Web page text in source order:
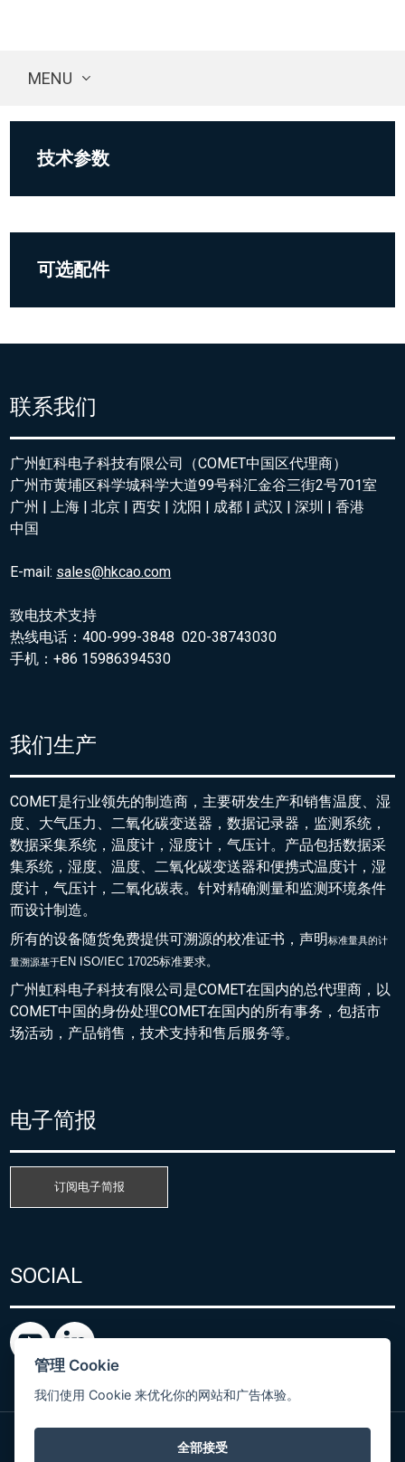
MENU
技术参数
可选配件
联系我们
广州虹科电子科技有限公司（COMET中国区代理商）
广州市黄埔区科学城科学大道99号科汇金谷三街2号701室
广州 | 上海 | 北京 | 西安 | 沈阳 | 成都 | 武汉 | 深圳 | 香港
中国
E-mail: sales@hkcao.com
致电技术支持
热线电话：400-999-3848 020-38743030
手机：+86 15986394530
我们生产
COMET是行业领先的制造商，主要研发生产和销售温度、湿
度、大气压力、二氧化碳变送器，数据记录器，监测系统，
数据采集系统，温度计，湿度计，气压计。产品包括数据采
集系统，湿度、温度、二氧化碳变送器和便携式温度计，湿
度计，气压计，二氧化碳表。针对精确测量和监测环境条件
而设计制造。
所有的设备随货免费提供可溯源的校准证书，声明标准量具的计
量溯源基于EN ISO/IEC 17025标准要求。
广州虹科电子科技有限公司是COMET在国内的总代理商，以
COMET中国的身份处理COMET在国内的所有事务，包括市
场活动，产品销售，技术支持和售后服务等。
电子简报
订阅电子简报
SOCIAL
管理 Cookie
我们使用 Cookie 来优化你的网站和广告体验。
全部接受